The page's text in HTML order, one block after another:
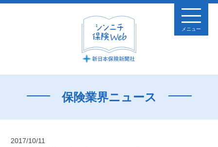
メニュー
保険業界ニュース
2017/10/11